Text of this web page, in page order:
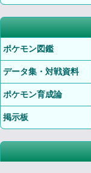
ポケモン図鑑
データ集・対戦資料
ポケモン育成論
掲示板